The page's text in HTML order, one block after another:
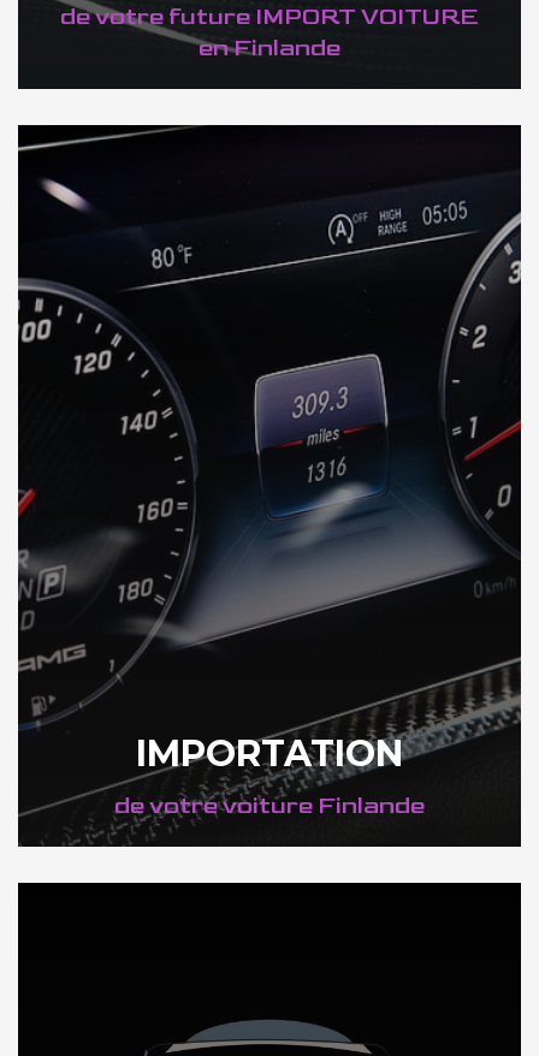
de votre future IMPORT VOITURE
en Finlande
DÉCOUVREZ VOTRE INSPECTION AUTO en Finlande
IMPORTATION
de votre voiture Finlande
DÉCOUVREZ NOTRE IMPORTATION AUTO en Finlande